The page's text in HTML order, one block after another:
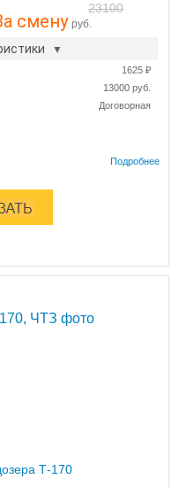
23100
смену руб.
1625 ₽
13000 руб.
Договорная
Т-170